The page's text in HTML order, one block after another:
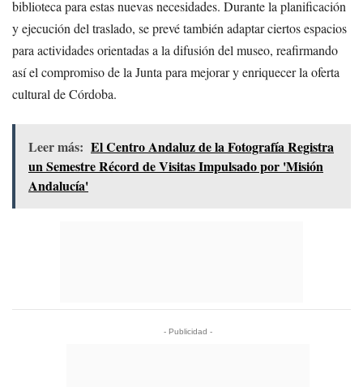
biblioteca para estas nuevas necesidades. Durante la planificación
y ejecución del traslado, se prevé también adaptar ciertos espacios
para actividades orientadas a la difusión del museo, reafirmando
así el compromiso de la Junta para mejorar y enriquecer la oferta
cultural de Córdoba.
Leer más: El Centro Andaluz de la Fotografía Registra
un Semestre Récord de Visitas Impulsado por 'Misión
Andalucía'
- Publicidad -